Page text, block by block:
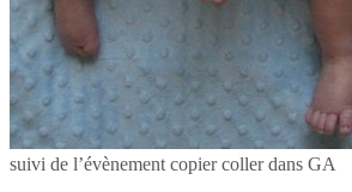
suivi de l’évènement copier coller dans GA